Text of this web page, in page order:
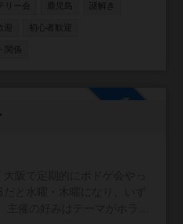
リー会 鹿児島 謎解き
迎 初心者歓迎
関係